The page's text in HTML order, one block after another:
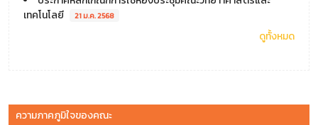
เทคโนโลยี
21 ม.ค. 2568
ดูทั้งหมด
ความภาคภูมิใจของคณะ